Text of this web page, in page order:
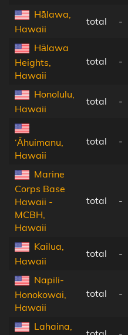
Hālawa,
Hawaii
total -
Hālawa
Heights,
Hawaii
total -
Honolulu,
Hawaii
total -
‘Āhuimanu,
Hawaii
total -
Marine
Corps Base
Hawaii -
MCBH,
Hawaii
total -
Kailua,
Hawaii
total -
Napili-
Honokowai,
Hawaii
total -
Lahaina,